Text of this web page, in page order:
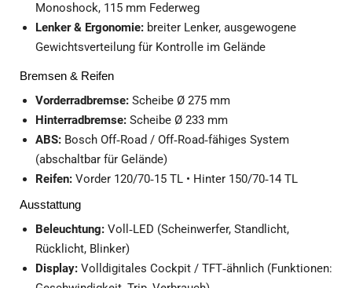
Monoshock, 115 mm Federweg
Lenker & Ergonomie: breiter Lenker, ausgewogene
Gewichtsverteilung für Kontrolle im Gelände
Bremsen & Reifen
Vorderradbremse: Scheibe Ø 275 mm
Hinterradbremse: Scheibe Ø 233 mm
ABS: Bosch Off‑Road / Off‑Road‑fähiges System
(abschaltbar für Gelände)
Reifen: Vorder 120/70‑15 TL • Hinter 150/70‑14 TL
Ausstattung
Beleuchtung: Voll‑LED (Scheinwerfer, Standlicht,
Rücklicht, Blinker)
Display: Volldigitales Cockpit / TFT‑ähnlich (Funktionen: